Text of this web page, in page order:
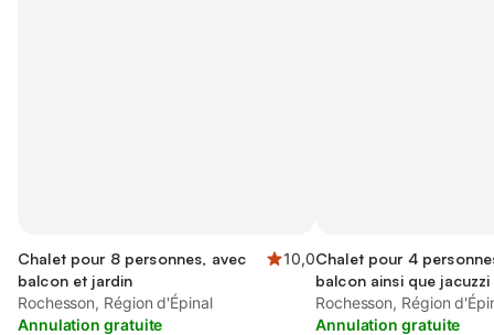
Chalet pour 8 personnes, avec
balcon et jardin
10,0
Rochesson, Région d'Épinal
Annulation gratuite
Chalet pour 4
balcon ainsi que
Rochesson, Région
Annulation gratuite